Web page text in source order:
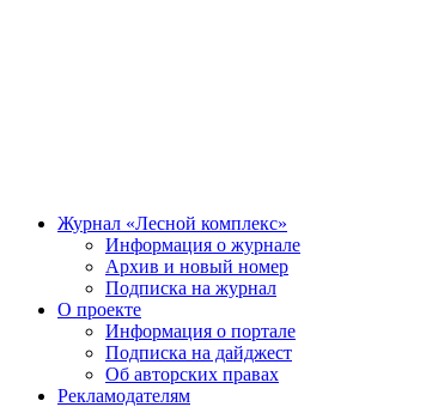
Журнал «Лесной комплекс»
Информация о журнале
Архив и новый номер
Подписка на журнал
О проекте
Информация о портале
Подписка на дайджест
Об авторских правах
Рекламодателям